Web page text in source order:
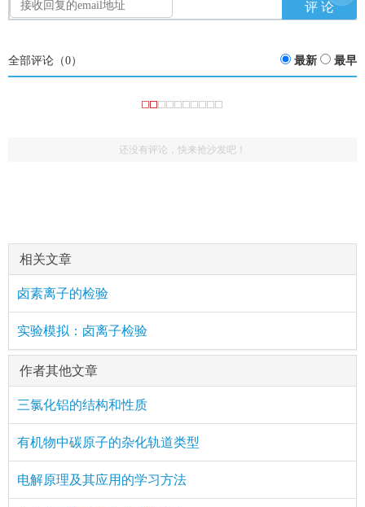
全部评论（0） 最新 最早
还没有评论，快来抢沙发吧！
相关文章
卤素离子的检验
实验模拟：卤离子检验
作者其他文章
三氯化铝的结构和性质
有机物中碳原子的杂化轨道类型
电解原理及其应用的学习方法